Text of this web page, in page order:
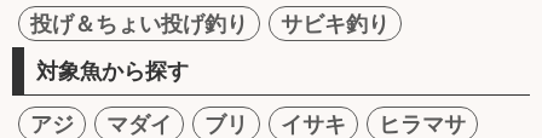
投げ＆ちょい投げ釣り
サビキ釣り
対象魚から探す
アジ マダイ ブリ イサキ
ヒラマサ